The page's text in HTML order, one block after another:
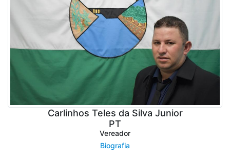
Carlinhos Teles da Silva Junior
PT
Vereador
Biografia